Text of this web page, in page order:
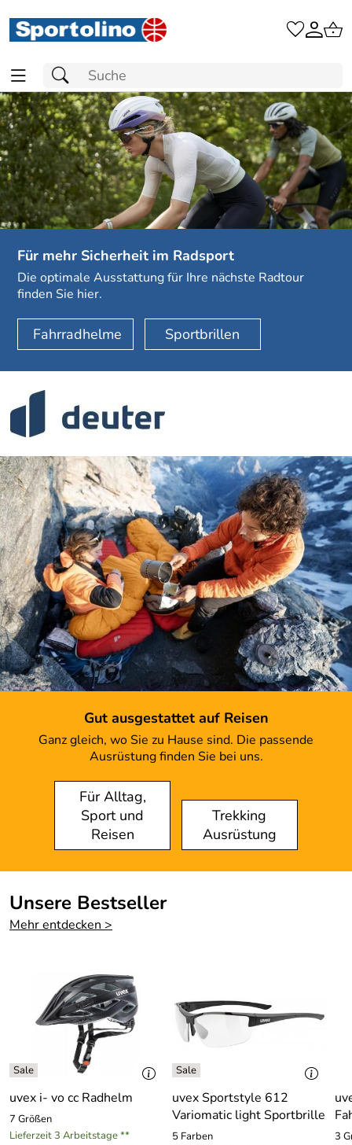
Sportolino.de
Für mehr Sicherheit im Radsport
Die optimale Ausstattung für Ihre nächste Radtour
finden Sie hier.
Fahrradhelme Sportbrillen
Gut ausgestattet auf Reisen
Ganz gleich, wo Sie zu Hause sind. Die passende
Ausrüstung finden Sie bei uns.
Für Alltag,
Sport und
Reisen
Trekking
Ausrüstung
Unsere Bestseller
Mehr entdecken >
uvex i- vo cc Radhelm
7 Größen
Lieferzeit 3 Arbeitstage **
uvex Sportstyle 612
Variomatic light Sportbrille
5 Farben
3